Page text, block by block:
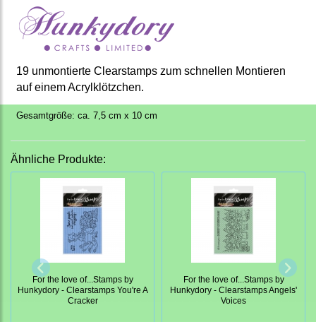
19 unmontierte Clearstamps zum schnellen Montieren
auf einem Acrylklötzchen.
Gesamtgröße: ca. 7,5 cm x 10 cm
Ähnliche Produkte:
For the love of...Stamps by
Hunkydory - Clearstamps You're A
Cracker
For the love of...Stamps by
Hunkydory - Clearstamps Angels'
Voices